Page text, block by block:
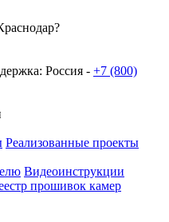
Россия - +7 (800)
Реализованные проекты
Видеоинструкции
прошивок камер